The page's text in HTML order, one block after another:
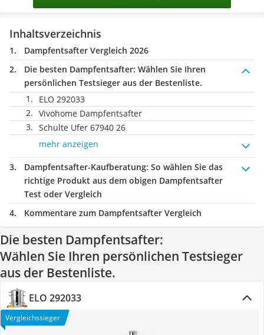
Inhaltsverzeichnis
Dampfentsafter Vergleich 2026
Die besten Dampfentsafter: Wählen Sie Ihren
persönlichen Testsieger aus der Bestenliste.
ELO 292033
Vivohome Dampfentsafter
Schulte Ufer 67940 26
mehr anzeigen
Dampfentsafter-Kaufberatung: So wählen Sie das
richtige Produkt aus dem obigen Dampfentsafter
Test oder Vergleich
Kommentare zum Dampfentsafter Vergleich
Die besten Dampfentsafter:
Wählen Sie Ihren persönlichen Testsieger
aus der Bestenliste.
ELO 292033
Vergleichssieger